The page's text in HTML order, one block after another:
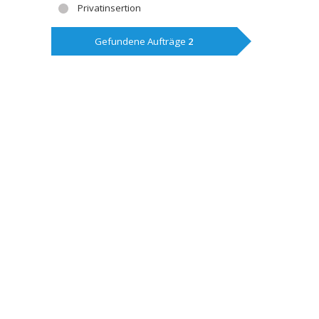
Privatinsertion
Gefundene Aufträge 2